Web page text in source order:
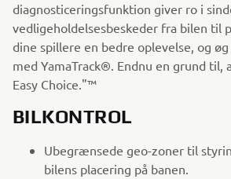
diagnosticeringsfunktion giver ro i
vedligeholdelsesbeskeder fra bilen til
dine spillere en bedre oplevelse, og
med YamaTrack®. Endnu en grund til,
Easy Choice."™
BILKONTROL
Ubegrænsede geo-zoner til
bilens placering på banen.